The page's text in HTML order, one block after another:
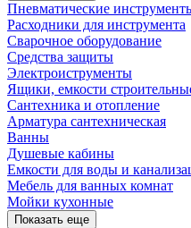
Пневматические
Расходники для инструмента
Сварочное оборудование
Средства защиты
Электроиструменты
Ящики, емкости
Сантехника и отопление
Арматура сантехническая
Ванны
Душевые кабины
Емкости для воды и
Мебель для ванных комнат
Мойки кухонные
Показать еще